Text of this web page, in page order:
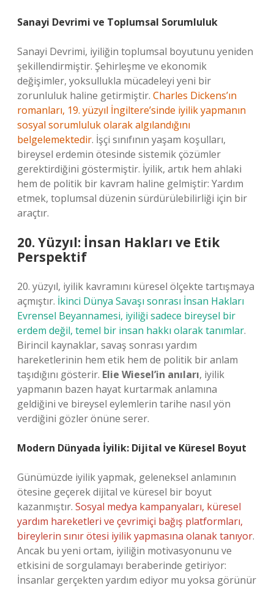
Sanayi Devrimi ve Toplumsal Sorumluluk
Sanayi Devrimi, iyiliğin toplumsal boyutunu yeniden
şekillendirmiştir. Şehirleşme ve ekonomik
değişimler, yoksullukla mücadeleyi yeni bir
zorunluluk haline getirmiştir. Charles Dickens’ın
romanları, 19. yüzyıl İngiltere’sinde iyilik yapmanın
sosyal sorumluluk olarak algılandığını
belgelemektedir. İşçi sınıfının yaşam koşulları,
bireysel erdemin ötesinde sistemik çözümler
gerektirdiğini göstermiştir. İyilik, artık hem ahlaki
hem de politik bir kavram haline gelmiştir: Yardım
etmek, toplumsal düzenin sürdürülebilirliği için bir
araçtır.
20. Yüzyıl: İnsan Hakları ve Etik
Perspektif
20. yüzyıl, iyilik kavramını küresel ölçekte tartışmaya
açmıştır. İkinci Dünya Savaşı sonrası İnsan Hakları
Evrensel Beyannamesi, iyiliği sadece bireysel bir
erdem değil, temel bir insan hakkı olarak tanımlar.
Birincil kaynaklar, savaş sonrası yardım
hareketlerinin hem etik hem de politik bir anlam
taşıdığını gösterir. Elie Wiesel’in anıları, iyilik
yapmanın bazen hayat kurtarmak anlamına
geldiğini ve bireysel eylemlerin tarihe nasıl yön
verdiğini gözler önüne serer.
Modern Dünyada İyilik: Dijital ve Küresel Boyut
Günümüzde iyilik yapmak, geleneksel anlamının
ötesine geçerek dijital ve küresel bir boyut
kazanmıştır. Sosyal medya kampanyaları, küresel
yardım hareketleri ve çevrimiçi bağış platformları,
bireylerin sınır ötesi iyilik yapmasına olanak tanıyor.
Ancak bu yeni ortam, iyiliğin motivasyonunu ve
etkisini de sorgulamayı beraberinde getiriyor:
İnsanlar gerçekten yardım ediyor mu yoksa görünür